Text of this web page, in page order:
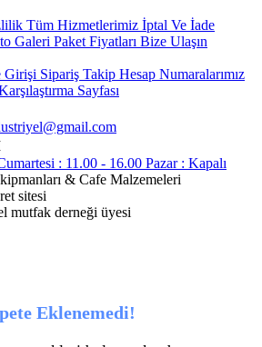
Tüm Hizmetlerimiz İptal Ve İade
Galeri Paket Fiyatları Bize Ulaşın
Girişi Sipariş Takip Hesap Numaralarımız
Sayfası
: 11.00 - 16.00 Pazar : Kapalı
Eklenemedi!